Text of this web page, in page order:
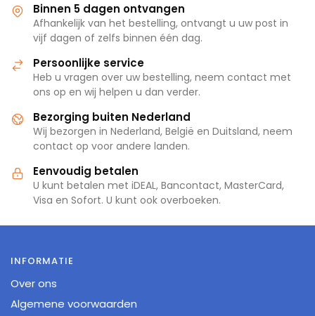
Binnen 5 dagen ontvangen
Afhankelijk van het bestelling, ontvangt u uw post in
vijf dagen of zelfs binnen één dag.
Persoonlijke service
Heb u vragen over uw bestelling, neem contact met
ons op en wij helpen u dan verder.
Bezorging buiten Nederland
Wij bezorgen in Nederland, België en Duitsland, neem
contact op voor andere landen.
Eenvoudig betalen
U kunt betalen met iDEAL, Bancontact, MasterCard,
Visa en Sofort. U kunt ook overboeken.
INFORMATIE
Over ons
Algemene voorwaarden